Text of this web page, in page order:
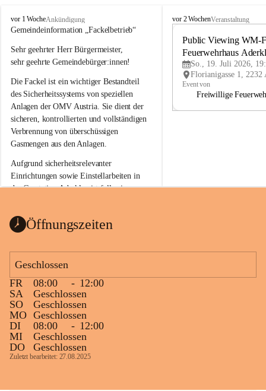
A
d
r
k
a
a
vor 1 WocheAnkündigung
Gemeindeinformation „Fackelbetrieb“
Sehr geehrter Herr Bürgermeister,
sehr geehrte Gemeindebürger:innen!
Die Fackel ist ein wichtiger Bestandteil
des Sicherheitssystems von speziellen
Anlagen der OMV Austria. Sie dient der
sicheren, kontrollierten und vollständigen
Verbrennung von überschüssigen
Gasmengen aus den Anlagen.
Aufgrund sicherheitsrelevanter
Einrichtungen sowie Einstellarbeiten in
der Gasstation Aderklaa ist fallweise
kommenden Tagen und Wochen wird
sein.
Die OMV Austria ist bemüht, für die
Bevölkerung ungewohnte, jedoch
technisch notwendige Betriebszustände so
kurz wie möglich zu halten.
Wir bitten daher die umliegende
Bevölkerung um Verständnis.
A
vor 2 WochenVeranstaltung
Public Viewing WM-
Feuerwehrhaus
So., 19. Juli 2026,
Event von
Freiwillige
Öffnungszeiten
Geschlossen
FR
08:00 - 12:00
SA
Geschlossen
SO
Geschlossen
MO Geschlossen
DI
08:00 - 12:00
MI
Geschlossen
DO
Geschlossen
Zuletzt bearbeitet: 27.08.2025